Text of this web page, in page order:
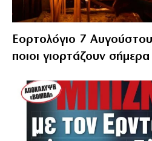
Εορτολόγιο 7
ποιοι γιορτάζουν σήμερα